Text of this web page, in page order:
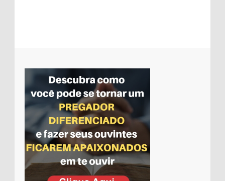
título a Feliciano da pauta
Pastor que chutou a santa volta à TV
depois de 10 anos